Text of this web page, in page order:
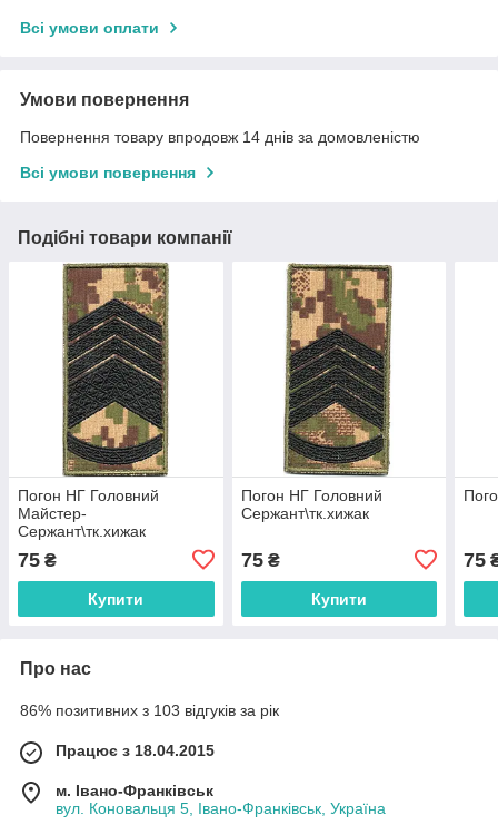
Всі умови оплати
Умови повернення
Повернення товару впродовж 14 днів за домовленістю
Всі умови повернення
Подібні товари компанії
Погон НГ Головний
Майстер-
Сержант\тк.хижак
75 ₴
Купити
Погон НГ Головний
Сержант\тк.хижак
75₴
Купити
75
Про нас
86% позитивних з 103 відгуків за рік
Працює з 18.04.2015
м. Івано-Франківськ
вул. Коновальця 5, Івано-Франківськ, Україна